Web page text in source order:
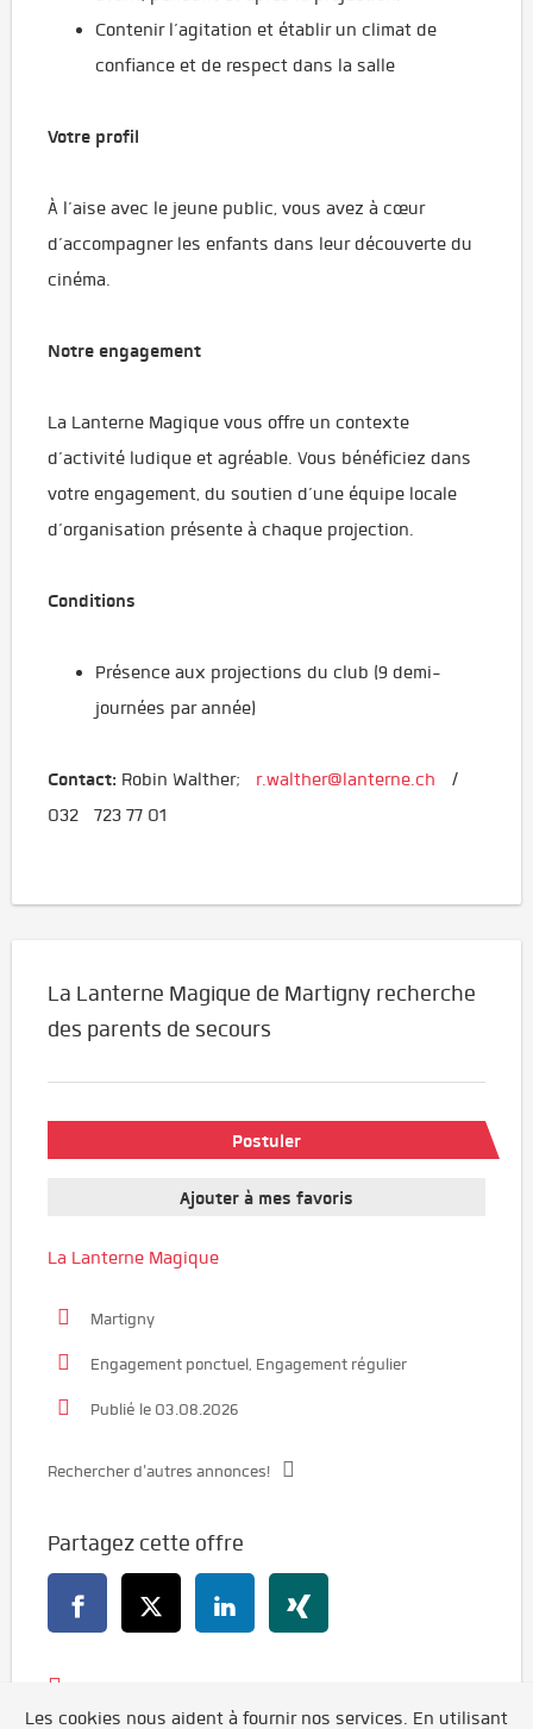
Contenir l’agitation et établir un climat de
confiance et de respect dans la salle
Votre profil
À l’aise avec le jeune public, vous avez à cœur
d’accompagner les enfants dans leur découverte du
cinéma.
Notre engagement
La Lanterne Magique vous offre un contexte
d’activité ludique et agréable. Vous bénéficiez dans
votre engagement, du soutien d’une équipe locale
d’organisation présente à chaque projection.
Conditions
Présence aux projections du club (9 demi-
journées par année)
Contact: Robin Walther; r.walther@lanterne.ch /
032 723 77 01
La Lanterne Magique de Martigny recherche
des parents de secours
Postuler
Ajouter à mes favoris
La Lanterne Magique
Martigny
Engagement ponctuel, Engagement régulier
Publié le 03.08.2026
Rechercher d'autres annonces!
Partagez cette offre
Les cookies nous aident à fournir nos services. En utilisant